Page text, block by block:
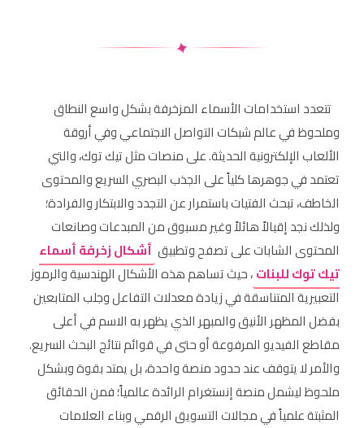
✦
تتعدد استخدامات الأسماء المزخرفة بشكل واسع النطاق
وملحوظ في عالم شبكات التواصل الاجتماعي وفي أروقة
الألعاب الإلكترونية الحديثة. على منصات مثل تيك توك، والتي
تعتمد في جوهرها كلياً على الجذب البصري السريع والمحتوى
الخاطف، تبحث الفتيات باستمرار عن التجدد والابتكار والفرادة؛
ولذلك نجد إقبالاً هائلاً وغير مسبوق من المبدعات وصانعات
المحتوى الشابات على تصفح وتطبيق أشكال زخرفة أسماء
تيك توك للبنات، حيث تساهم هذه الأشكال الهندسية والرموز
التعبيرية المتناسقة في زيادة معدلات التفاعل وجلب المتابعين
بفضل المظهر الأنيق والمبهر الذي يظهر به الاسم في أعلى
مقاطع الفيديو المرفوعة أو حتى في قوائم نتائج البحث السريع.
والأمر لا يتوقف عند حدود منصة واحدة، بل يمتد بقوة وبشكل
ملحوظ ليشمل منصة إنستغرام الرائدة عالمياً؛ فمن الحقائق
المثبتة علمياً في مجالات التسويق الرقمي وبناء العلامات